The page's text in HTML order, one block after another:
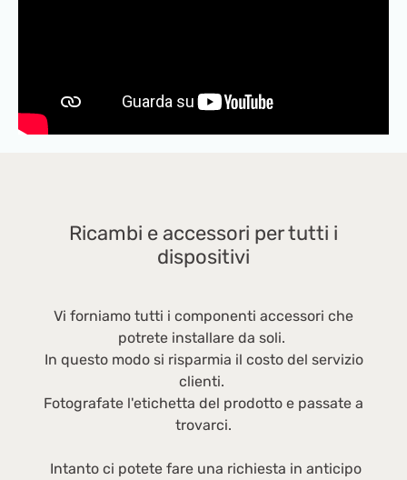
Ricambi e accessori per tutti i
dispositivi
Vi forniamo tutti i componenti accessori che
potrete installare da soli.
In questo modo si risparmia il costo del servizio
clienti.
Fotografate l'etichetta del prodotto e passate a
trovarci.
Intanto ci potete fare una richiesta in anticipo